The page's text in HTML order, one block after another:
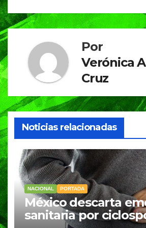
k
Por
Verónica
Cruz
Noticias relacionadas
NACIONAL PORTADA
México descarta
sanitaria por